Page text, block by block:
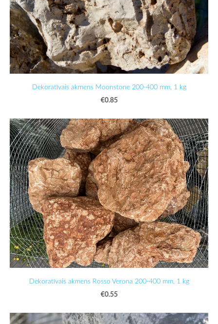
Dekoratīvais akmens Moonstone 200-400 mm, 1 kg
€0.85
Dekoratīvais akmens Rosso Verona 200-400 mm, 1 kg
€0.55